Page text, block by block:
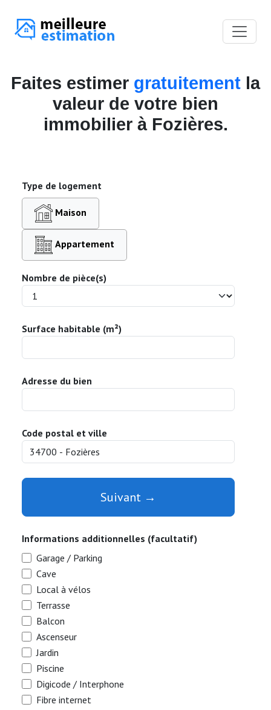
Faites estimer gratuitement la
valeur de votre bien
immobilier à Fozières.
Type de logement
Maison
Appartement
Nombre de pièce(s)
Surface habitable (m²)
Adresse du bien
Code postal et ville
Suivant →
Informations additionnelles (facultatif)
Garage / Parking
Cave
Local à vélos
Terrasse
Balcon
Ascenseur
Jardin
Piscine
Digicode / Interphone
Fibre internet